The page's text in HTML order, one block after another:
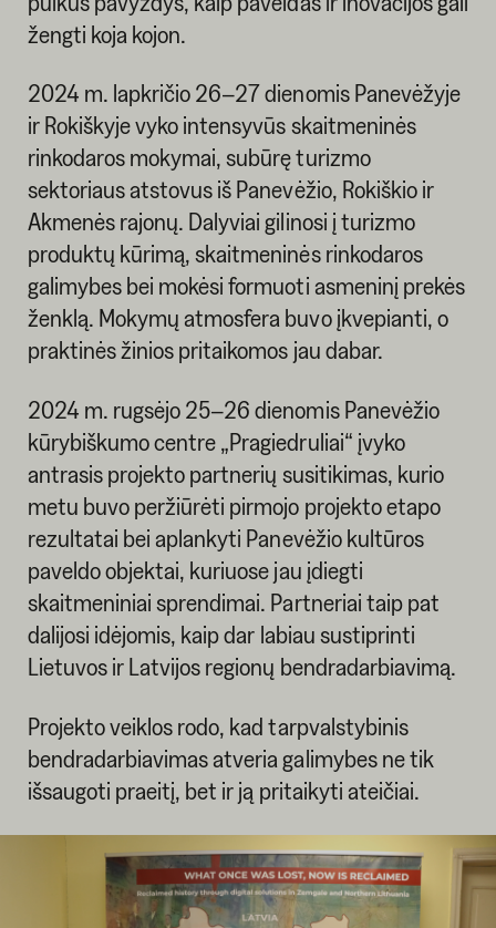
žengti koja kojon.
2024 m. lapkričio 26–27 dienomis Panevėžyje
ir Rokiškyje vyko intensyvūs skaitmeninės
rinkodaros mokymai, subūrę turizmo
sektoriaus atstovus iš Panevėžio, Rokiškio ir
Akmenės rajonų. Dalyviai gilinosi į turizmo
produktų kūrimą, skaitmeninės rinkodaros
galimybes bei mokėsi formuoti asmeninį prekės
ženklą. Mokymų atmosfera buvo įkvepianti, o
praktinės žinios pritaikomos jau dabar.
2024 m. rugsėjo 25–26 dienomis Panevėžio
kūrybiškumo centre „Pragiedruliai“ įvyko
antrasis projekto partnerių susitikimas, kurio
metu buvo peržiūrėti pirmojo projekto etapo
rezultatai bei aplankyti Panevėžio kultūros
paveldo objektai, kuriuose jau įdiegti
skaitmeniniai sprendimai. Partneriai taip pat
dalijosi idėjomis, kaip dar labiau sustiprinti
Lietuvos ir Latvijos regionų bendradarbiavimą.
Projekto veiklos rodo, kad tarpvalstybinis
bendradarbiavimas atveria galimybes ne tik
išsaugoti praeitį, bet ir ją pritaikyti ateičiai.